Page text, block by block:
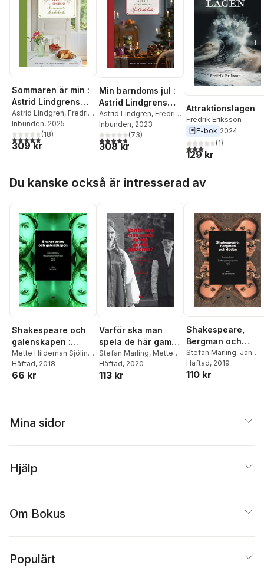
Sommaren är min :
Astrid Lindgrens
sommarkokbok
Astrid Lindgren, Fredrik
Eriksson
Inbunden, 2025
4,9utav 5 stjärnor. Totalt antal röster:
(18)
309 kr
Min barndoms jul :
Astrid Lindgrens
julkokbok
Astrid Lindgren, Fredrik
Eriksson
Inbunden, 2023
4,7utav 5 stjärnor. Totalt antal röster:
(73)
308 kr
Attraktionslagen
Fredrik Eriksson
E-bok 2024
3,0utav 5 stjärnor.
(1)
129 kr
Du kanske också är intresserad av
Shakespeare och
galenskapen :
Romateaterns
Shakespearesymp
osium 2017
Mette Hildeman Sjölin,
Ola Holmgren
Hägglund
Schlyter
Marie Åsberg
Häftad, 2018
66 kr
Varför ska man
spela de här gamla
pjäserna? :
Romateaterns
Shakespearesymp
Stefan Marling, Mette
Hildeman Sjölin
Böhm,Kent Hägglund
Smith,Anna Hedelius
Häftad, 2020
113 kr
Shakespeare,
Bergman och
döden :
Romateaterns
Shakespearesymp
Stefan Marling, Jan
Holmberg,Gunilla
Palmstierna-Weiss
Häftad, 2019
110 kr
Mina sidor
Hjälp
Om Bokus
Populärt